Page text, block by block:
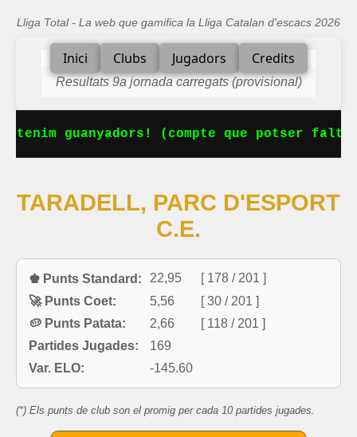
Lliga Total - La web que gamifica la Lliga Catalan d'escacs 2026
Inici Clubs Jugadors Credits
Resultats 9a jornada carregats (provisional)
guanyadors! (compte que potser falta
TARADELL, PARC D'ESPORT
C.E.
♚ Punts Standard: 22,95
[ 178 / 201 ]
🚀 Punts Coet:
5,56
[ 30 / 201 ]
🥔 Punts Patata:
2,66
[ 118 / 201 ]
Partides Jugades:
169
Var. ELO:
-145.60
(*) Els punts de club son el promig per cada 10 partides jugades.